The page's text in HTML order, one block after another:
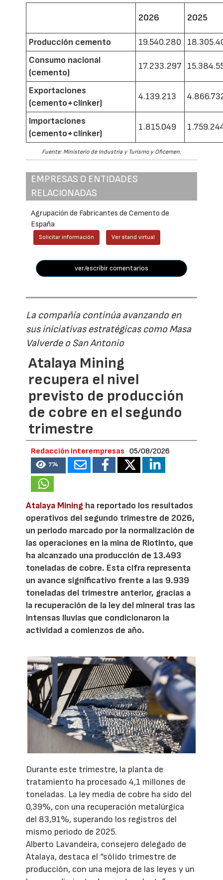
2026 2025
Producción cemento 19.540.280
Consumo nacional
(cemento)
17.233.297
Exportaciones
(cemento+clínker)
4.139.213
Importaciones
(cemento+clínker)
1.815.049
Fuente: Ministerio de Industria y Turismo y Oficemen.
EMPRESAS O ENTIDADES
RELACIONADAS
Agrupación de Fabricantes de Cemento de
España
Solicitar información Ver stand virtual
ver/escribir comentarios
La compañía continúa avanzando en
sus iniciativas estratégicas como Masa
Valverde o San Antonio
Atalaya Mining
recupera el nivel
previsto de producción
de cobre en el segundo
trimestre
Redacción Interempresas 05/08/2026
774
Atalaya Mining ha reportado los resultados
operativos del segundo trimestre de 2026,
un periodo marcado por la normalización de
las operaciones en la mina de Riotinto, que
ha alcanzado una producción de 13.493
toneladas de cobre. Esta cifra representa
un avance significativo frente a las 9.939
toneladas del trimestre anterior, gracias a
la recuperación de la ley del mineral tras las
intensas lluvias que condicionaron la
actividad a comienzos de año.
Durante este trimestre, la planta de
tratamiento ha procesado 4,1 millones de
toneladas. La ley media de cobre ha sido del
0,39%, con una recuperación metalúrgica
del 83,91%, superando los registros del
mismo periodo de 2025.
Alberto Lavandeira, consejero delegado de
Atalaya, destaca el “sólido trimestre de
producción, con una mejora de las leyes y un